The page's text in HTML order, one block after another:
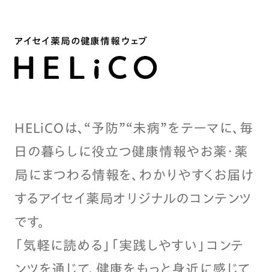
アイセイ薬局の健康情報ウェブ
HELiCOは、“予防”“未病”をテーマに、毎
日の暮らしに役立つ健康情報やお薬・薬
局にまつわる情報を、わかりやすくお届け
するアイセイ薬局オリジナルのコンテンツ
です。
「気軽に読める」「実践しやすい」コンテ
ンツを通じて、健康をもっと身近に感じて